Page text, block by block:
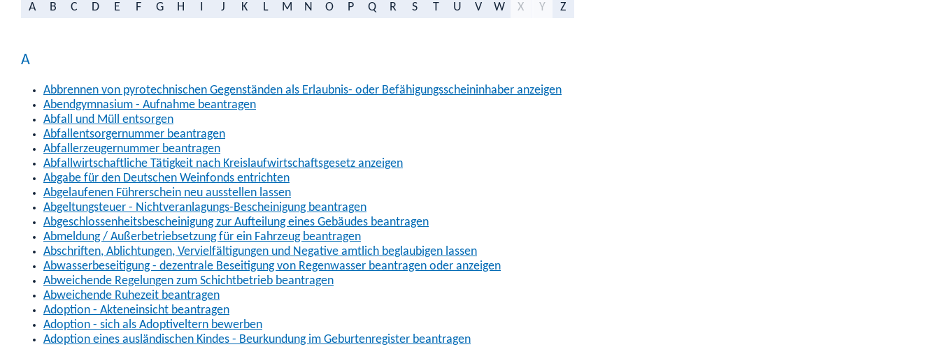
A B C D E F G H J K L M N O P Q R S T U V W X Y Z
A
Abbrennen von pyrotechnischen Gegenständen als Erlaubnis- oder Befähigungsscheininhaber anzeigen
Abendgymnasium - Aufnahme beantragen
Abfall und Müll entsorgen
Abfallentsorgernummer beantragen
Abfallerzeugernummer beantragen
Abfallwirtschaftliche Tätigkeit nach Kreislaufwirtschaftsgesetz anzeigen
Abgabe für den Deutschen Weinfonds entrichten
Abgelaufenen Führerschein neu ausstellen lassen
Abgeltungsteuer - Nichtveranlagungs-Bescheinigung beantragen
Abgeschlossenheitsbescheinigung zur Aufteilung eines Gebäudes beantragen
Abmeldung / Außerbetriebsetzung für ein Fahrzeug beantragen
Abschriften, Ablichtungen, Vervielfältigungen und Negative amtlich beglaubigen lassen
Abwasserbeseitigung - dezentrale Beseitigung von Regenwasser beantragen oder anzeigen
Abweichende Regelungen zum Schichtbetrieb beantragen
Abweichende Ruhezeit beantragen
Adoption - Akteneinsicht beantragen
Adoption - sich als Adoptiveltern bewerben
Adoption eines ausländischen Kindes - Beurkundung im Geburtenregister beantragen